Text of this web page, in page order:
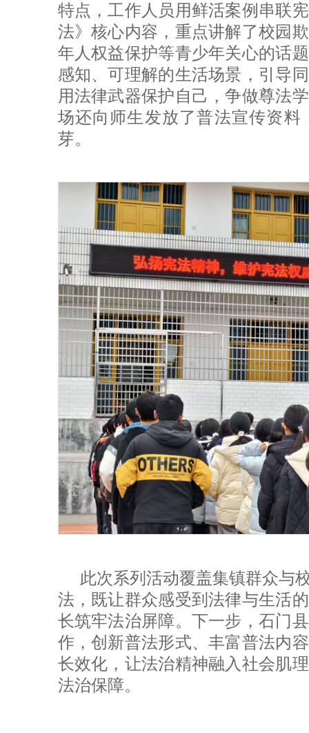
特点，工作人员用鲜活案例串联
法》核心内容，重点讲解了校园
年人权益保护等青少年关心的话
感知、可理解的生活场景，引导
用法律武器保护自己，争做尊法
场还向师生发放了普法宣传资
芽。
此次系列活动覆盖集镇群众与
法，既让群众感受到法律与生活
长筑牢法治屏障。下一步，石门
作，创新普法形式、丰富普法内
长效化，让法治精神融入社会肌
法治保障。